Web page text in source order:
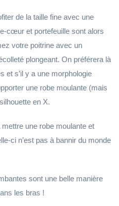
de la taille fine avec une
cœur et portefeuille sont alors
votre poitrine avec un
plongeant. On préférera là
et s’il y a une morphologie
une robe moulante (mais
en X.
une robe moulante et
ci n’est pas à bannir du monde
sont une belle manière
les bras !